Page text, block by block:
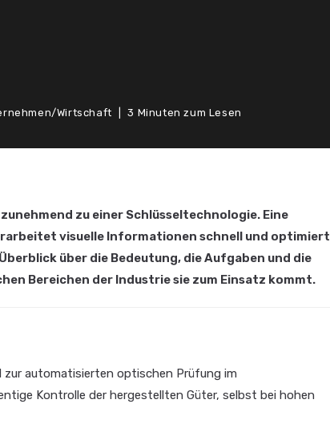
/Wirtschaft 3 Minuten zum Lesen
zu einer Schlüsseltechnologie. Eine
visuelle Informationen schnell und optimiert
über die Bedeutung, die Aufgaben und die
Bereichen der Industrie sie zum Einsatz kommt.
zur automatisierten optischen Prüfung im
Kontrolle der hergestellten Güter, selbst bei hohen